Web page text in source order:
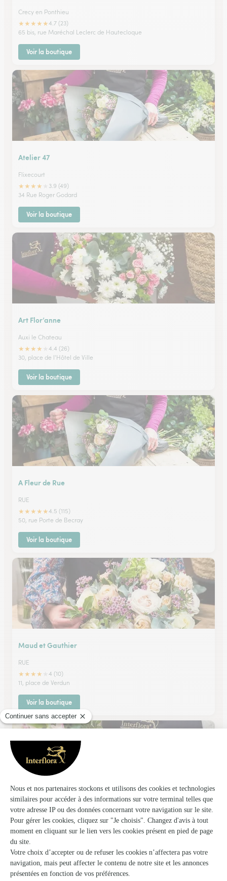
Crecy en Ponthieu
★★★★★4.7 (23)
65 bis, rue Maréchal Leclerc de Hautecloque
Voir la boutique
Atelier 47
Flixecourt
★★★★
3.9 (49)
34 Rue Roger Godard
Voir la boutique
Art Flor’anne
Auxi le Chateau
★★★★
4.4 (26)
30, place de l'Hôtel de Ville
Voir la boutique
A Fleur de Rue
RUE
★★★★★4.5 (115)
50, rue Porte de Becray
Voir la boutique
Maud et Gauthier
RUE
★★★★
4 (10)
11, place de Verdun
Voir la boutique
Passiflore
Friville Escarbotin
4.5 (47)
59, rue Henri Barbusse
Voir la boutique